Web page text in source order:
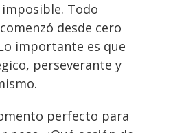
Todo
desde cero
importante es que
perseverante y
perfecto para